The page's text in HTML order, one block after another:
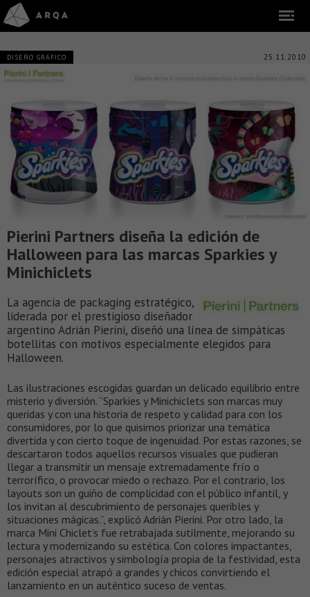
DISEÑO GRÁFICO 25.11.2010
Pierini Partners diseña la edición de
Halloween para las marcas Sparkies y
Minichiclets
La agencia de packaging estratégico,
liderada por el prestigioso diseñador
argentino Adrián Pierini, diseñó una línea de simpáticas
botellitas con motivos especialmente elegidos para
Halloween.
Las ilustraciones escogidas guardan un delicado equilibrio entre
misterio y diversión. “Sparkies y Minichiclets son marcas muy
queridas y con una historia de respeto y calidad para con los
consumidores, por lo que quisimos priorizar una temática
divertida y con cierto toque de ingenuidad. Por estas razones, se
descartaron todos aquellos recursos visuales que pudieran
llegar a transmitir un mensaje extremadamente frío o
terrorífico, o provocar miedo o rechazo. Por el contrario, los
layouts son un guiño de complicidad con el público infantil, y
los invitan al descubrimiento de personajes queribles y
situaciones mágicas.”, explicó Adrián Pierini. Por otro lado, la
marca Mini Chiclet’s fue retrabajada sutilmente, mejorando su
lectura y modernizando su estética. Con colores impactantes,
personajes atractivos y simbología propia de la festividad, esta
edición especial atrapó a grandes y chicos convirtiendo el
lanzamiento en un auténtico suceso de ventas.